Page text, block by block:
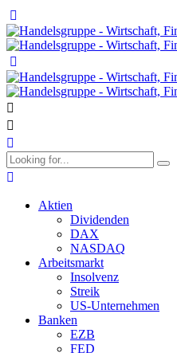
Aktien
Dividenden
DAX
NASDAQ
Arbeitsmarkt
Insolvenz
Streik
US-Unternehmen
Banken
EZB
FED